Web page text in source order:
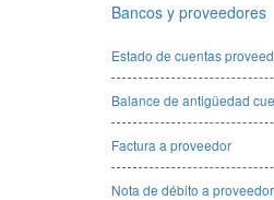
Bancos y proveedores
Estado de cuentas
Balance de antigüedad
Factura a proveedor
Nota de débito a